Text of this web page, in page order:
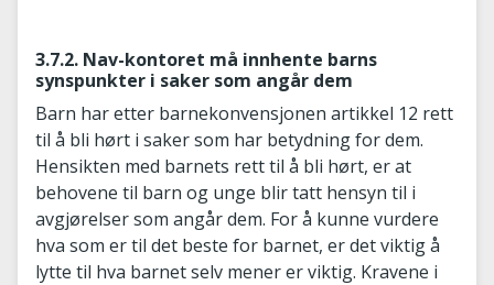
3.7.2. Nav-kontoret må innhente barns
synspunkter i saker som angår dem
Barn har etter barnekonvensjonen artikkel 12 rett
til å bli hørt i saker som har betydning for dem.
Hensikten med barnets rett til å bli hørt, er at
behovene til barn og unge blir tatt hensyn til i
avgjørelser som angår dem. For å kunne vurdere
hva som er til det beste for barnet, er det viktig å
lytte til hva barnet selv mener er viktig. Kravene i